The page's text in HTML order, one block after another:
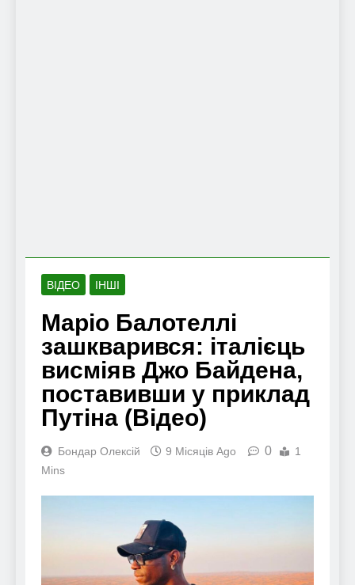
ВІДЕО ІНШІ
Маріо Балотеллі
зашкварився: італієць
висміяв Джо Байдена,
поставивши у приклад
Путіна (Відео)
Бондар Олексій 9 Місяців Ago 0
1
Mins